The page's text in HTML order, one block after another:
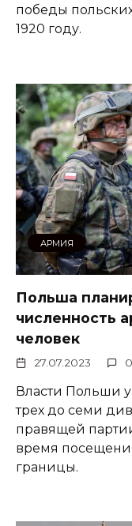
победы
1920 году.
АРМИЯ
Польша
численность
человек
27.07.2023 0
Власти Польши
трех до семи
правящей
время
границы.